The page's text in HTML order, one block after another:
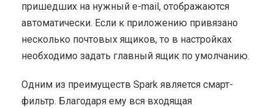
пришедших на нужный e-mail, отображаются
автоматически. Если к приложению привязано
несколько почтовых ящиков, то в настройках
необходимо задать главный ящик по умолчанию.
Одним из преимуществ Spark является смарт-
фильтр. Благодаря ему вся входящая